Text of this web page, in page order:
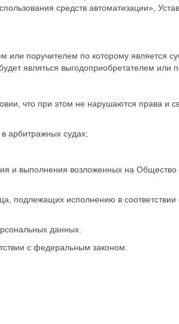
средств автоматизации»,
поручителем по которому является
являться выгодоприобретателем или
что при этом не нарушаются права и
арбитражных судах;
и выполнения возложенных на Общество
подлежащих исполнению в соответствии
данных.
с федеральным законом.